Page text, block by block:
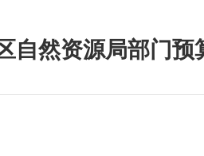
自然资源局部门预